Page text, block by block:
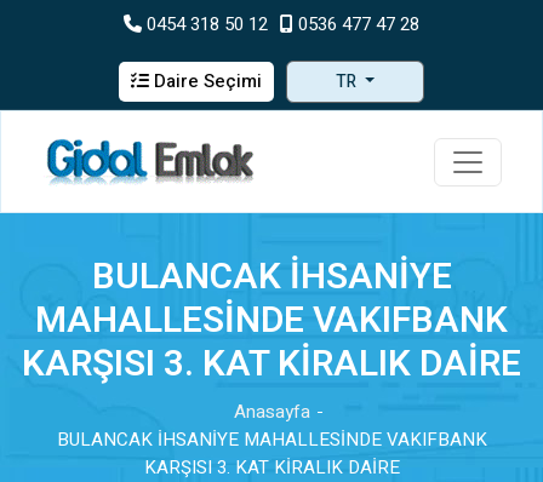
0454 318 50 12 0536 477 47 28
Daire Seçimi TR
BULANCAK İHSANİYE
MAHALLESİNDE VAKIFBANK
KARŞISI 3. KAT KİRALIK DAİRE
Anasayfa
BULANCAK İHSANİYE MAHALLESİNDE VAKIFBANK
KARŞISI 3. KAT KİRALIK DAİRE